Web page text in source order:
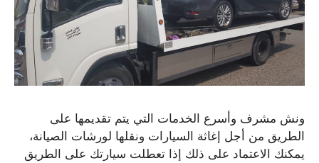
ونش مشرف وأسرع الخدمات التي يتم تقديمها على
الطريق من أجل إغاثة السيارات ونقلها لورشات الصيانة،
يمكنك الاعتماد على ذلك إذا تعطلت سيارتك على الطريق